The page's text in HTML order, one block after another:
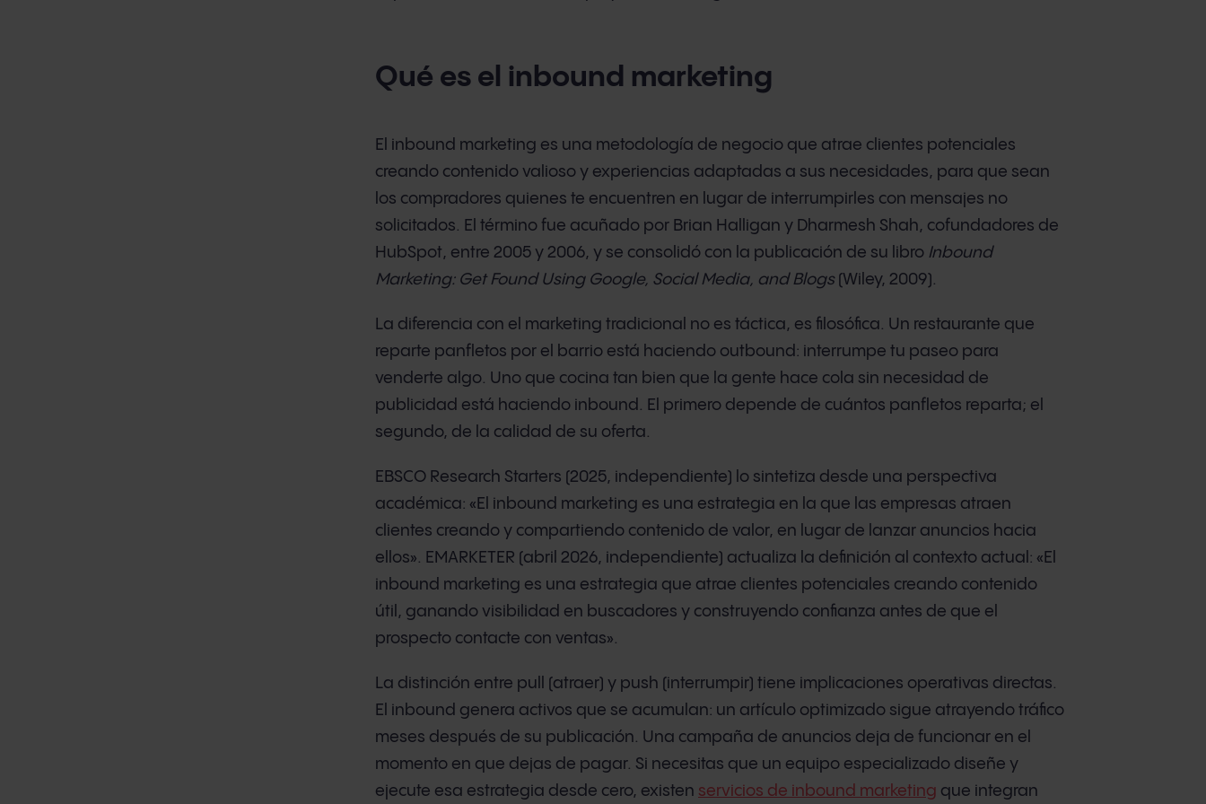
Qué es el inbound marketing
El inbound marketing es una metodología de negocio que atrae clientes potenciales
creando contenido valioso y experiencias adaptadas a sus necesidades, para que sean
los compradores quienes te encuentren en lugar de interrumpirles con mensajes no
solicitados. El término fue acuñado por Brian Halligan y Dharmesh Shah, cofundadores de
HubSpot, entre 2005 y 2006, y se consolidó con la publicación de su libro Inbound
Marketing: Get Found Using Google, Social Media, and Blogs(Wiley, 2009).
La diferencia con el marketing tradicional no es táctica, es filosófica. Un restaurante que
reparte panfletos por el barrio está haciendo outbound: interrumpe tu paseo para
venderte algo. Uno que cocina tan bien que la gente hace cola sin necesidad de
publicidad está haciendo inbound. El primero depende de cuántos panfletos reparta; el
segundo, de la calidad de su oferta.
EBSCO Research Starters (2025, independiente) lo sintetiza desde una perspectiva
académica: «El inbound marketing es una estrategia en la que las empresas atraen
clientes creando y compartiendo contenido de valor, en lugar de lanzar anuncios hacia
ellos». EMARKETER (abril 2026, independiente) actualiza la definición al contexto actual: «El
inbound marketing es una estrategia que atrae clientes potenciales creando contenido
útil, ganando visibilidad en buscadores y construyendo confianza antes de que el
prospecto contacte con ventas».
La distinción entre pull (atraer) y push (interrumpir) tiene implicaciones operativas directas.
El inbound genera activos que se acumulan: un artículo optimizado sigue atrayendo tráfico
meses después de su publicación. Una campaña de anuncios deja de funcionar en el
momento en que dejas de pagar. Si necesitas que un equipo especializado diseñe y
ejecute esa estrategia desde cero, existen servicios de inbound marketing que integran